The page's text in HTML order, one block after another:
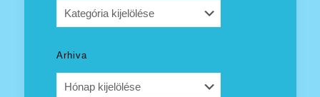
Arhiva